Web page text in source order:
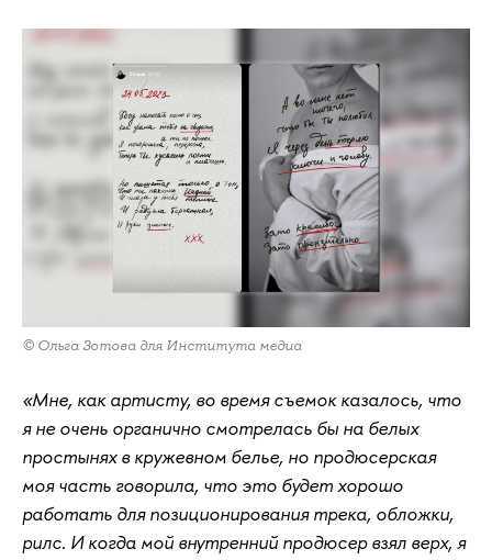
© Ольга Зотова для Института медиа
«Мне, как артисту, во время съемок казалось, что
я не очень органично смотрелась бы на белых
простынях в кружевном белье, но продюсерская
моя часть говорила, что это будет хорошо
работать для позиционирования трека, обложки,
рилс. И когда мой внутренний продюсер взял верх, я